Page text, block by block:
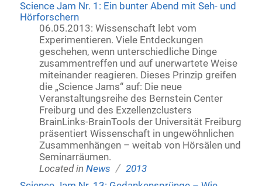
Science Jam Nr. 1: Ein bunter Abend mit Seh- und
Hörforschern
06.05.2013: Wissenschaft lebt vom
Experimentieren. Viele Entdeckungen
geschehen, wenn unterschiedliche Dinge
zusammentreffen und auf unerwartete Weise
miteinander reagieren. Dieses Prinzip greifen
die „Science Jams“ auf: Die neue
Veranstaltungsreihe des Bernstein Center
Freiburg und des Exzellenzclusters
BrainLinks-BrainTools der Universität Freiburg
präsentiert Wissenschaft in ungewöhnlichen
Zusammenhängen – weitab von Hörsälen und
Seminarräumen.
Located inNews / 2013